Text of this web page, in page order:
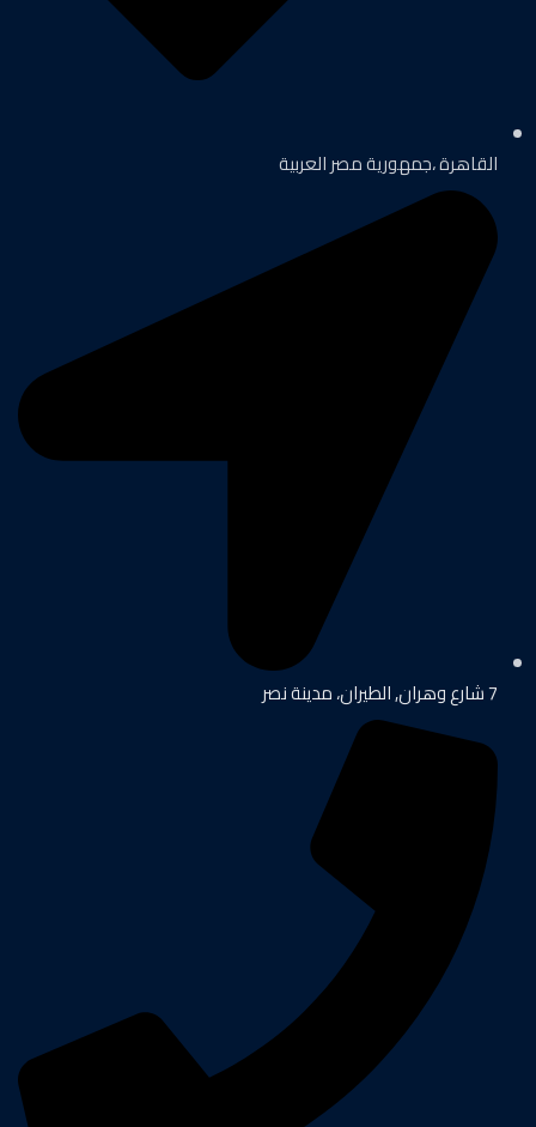
القاهرة ،جمهورية مصر العربية
7 شارع وهران, الطيران، مدينة نصر